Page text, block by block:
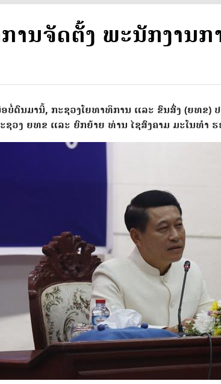
ານຈັດຕັ້ງ ພະນັກງານກ
ອບໍ່ດົນມານີ້, ກະຊວງໂຍທາທິການ ແລະ ຂົນສົ່ງ (ຍທຂ)
ຊວງ ຍທຂ ແລະ ຍົກຍ້າຍ ທ່ານ ໄຊສົງຄາມ ມະໂນທຳ